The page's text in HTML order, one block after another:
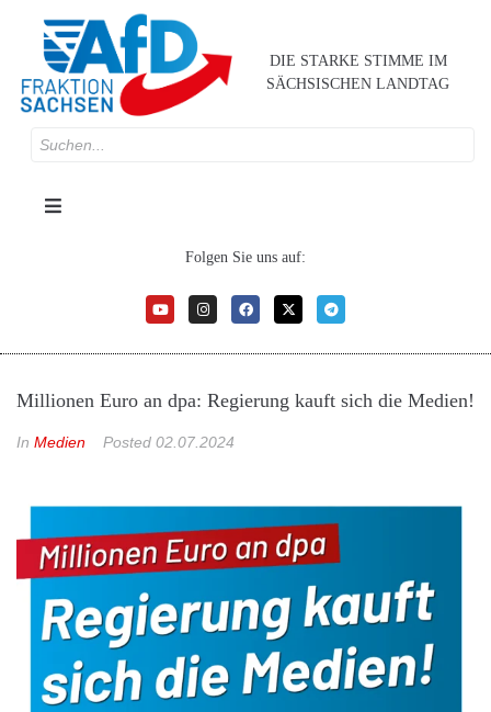
DIE STARKE STIMME IM
SÄCHSISCHEN LANDTAG
Folgen Sie uns auf:
Millionen Euro an dpa: Regierung kauft sich die Medien!
In Medien Posted 02.07.2024